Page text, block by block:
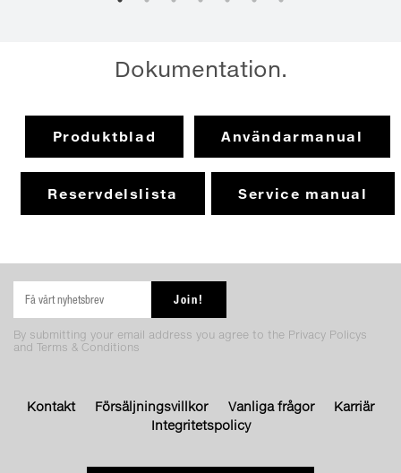
Dokumentation.
Produktblad Användarmanual
Reservdelslista Service manual
By submitting your email address you agree to the Privacy Policys
and Terms & Conditions
Kontakt Försäljningsvillkor Vanliga frågor
Karriär
Integritetspolicy